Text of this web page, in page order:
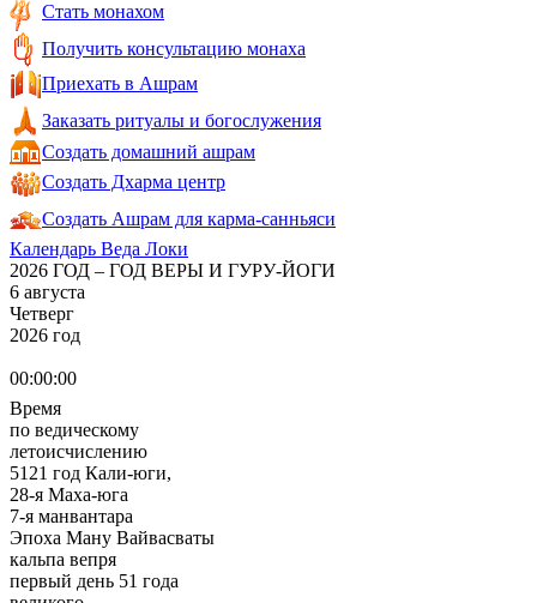
Стать монахом
Получить консультацию монаха
Приехать в Ашрам
Заказать ритуалы и богослужения
Создать домашний ашрам
Создать Дхарма центр
Создать Ашрам для карма-санньяси
Календарь Веда Локи
2026 ГОД – ГОД ВЕРЫ И ГУРУ-ЙОГИ
6 августа
Четверг
2026 год
00:00:00
Время
по ведическому
летоисчислению
5121 год Кали-юги,
28-я Маха-юга
7-я манвантара
Эпоха Ману Вайвасваты
кальпа вепря
первый день 51 года